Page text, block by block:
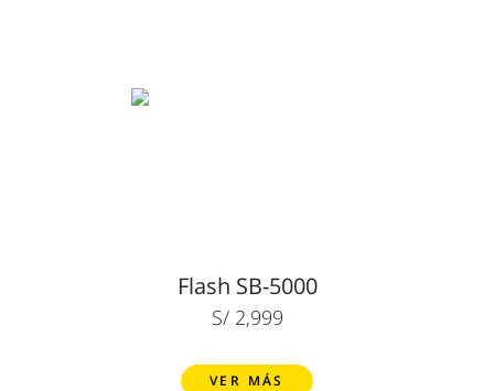
Flash SB-5000
S/ 2,999
VER MÁS